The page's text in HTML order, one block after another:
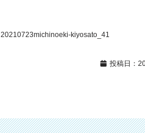
20210723michinoeki-kiyosato_41
投稿日：